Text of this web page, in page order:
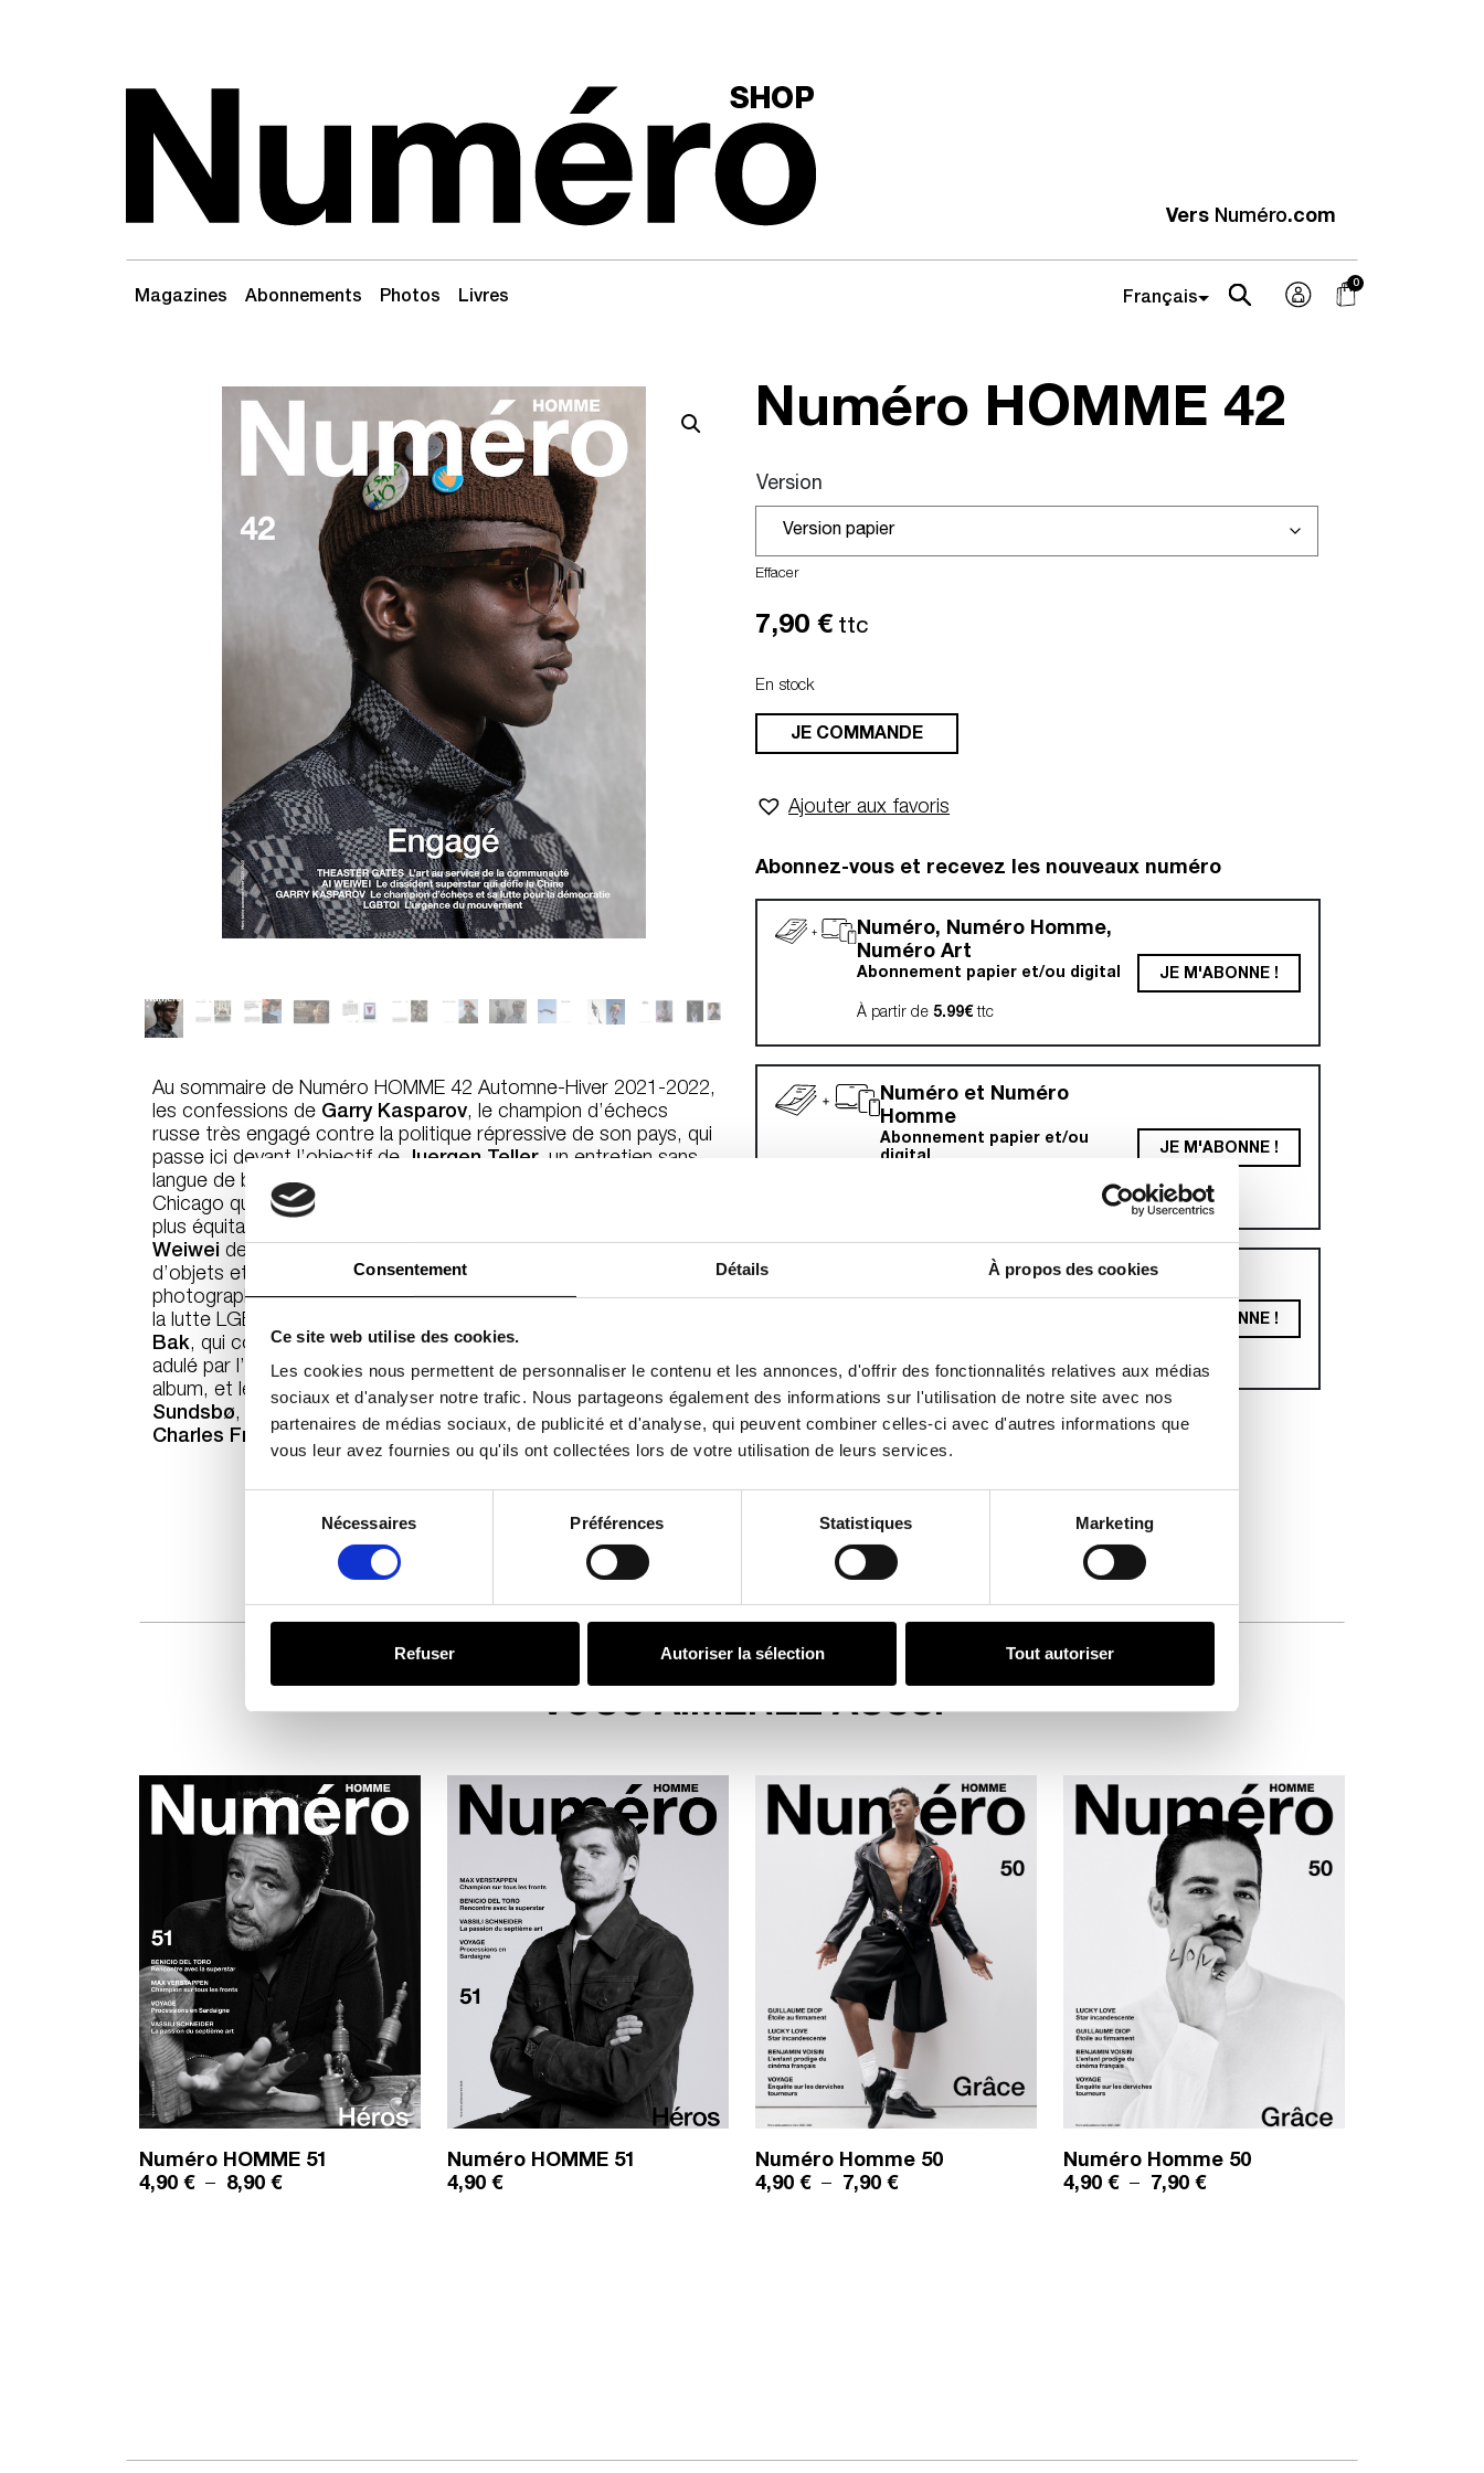
Consentement Détails À propos des cookies
Ce site web utilise des cookies.
Les cookies nous permettent de personnaliser le contenu et les annonces, d'offrir des fonctionnalités relatives aux médias
sociaux et d'analyser notre trafic. Nous partageons également des informations sur l'utilisation de notre site avec nos
partenaires de médias sociaux, de publicité et d'analyse, qui peuvent combiner celles-ci avec d'autres informations que
vous leur avez fournies ou qu'ils ont collectées lors de votre utilisation de leurs services.
Nécessaires Préférences Statistiques Marketing
Refuser Autoriser la sélection Tout autoriser
Vers Numéro.com
Magazines
Abonnements Photos Livres
Au sommaire de Numéro HOMME 42 Automne-Hiver 2021-2022,
les confessions de Garry Kasparov, le champion d’échecs
russe très engagé contre la politique répressive de son pays, qui
passe ici devant l’objectif de
Juergen Teller, un entretien sans
langue de bois avec
Chicago qui construit dans sa ville les fondations d’un monde
plus équitable, une visite guidée par l’artiste chinois dissident
Weiwei de sa rétrospective d’ampleur au Portugal, un inventaire
d’objets et archives personnelles de réfugiés ou activistes
photographiés parGuido Mocafico, qui rappelle l’importance de
la lutte LGBTQI aujourd’hui, l’ex-star du stand-up
Bak, qui compte bien bousculer le clichés du cinéma français
adulé par l’industrie américaine qui vient de délivrer son deuxième
album, et les séries Mode signées parJackie Nickerson,Sølve
Sundsbø, Jean-Baptiste Mondino , Carlotta Manaigo
Charles Fréger
Numéro HOMME 42
Version
Effacer
7,90 € ttc
En stock
JE COMMANDE
Ajouter aux favoris
Abonnez-vous et recevez les nouveaux numéro
Numéro, Numéro Homme,
Numéro Art
Abonnement papier et/ou digital
À partir de5.99€ ttc
JE M'ABONNE !
Numéro et Numéro
Homme
Abonnement papier et/ou
digital
JE M'ABONNE !
Numéro HOMME
Abonnement papier et/ou
JE M'ABONNE !
VOUS AIMEREZ AUSSI
Numéro HOMME 51
4,90 € – 8,90 €Plage de prix : 4,90 € à 8,90 €
Numéro HOMME 51
4,90 €
Numéro Homme 50
4,90 € – 7,90 €Plage de prix : 4,90 € à 7,90 €
Numéro Homme 50
4,90 € – 7,90 €Plage de prix : 4,90 € à 7,90 €